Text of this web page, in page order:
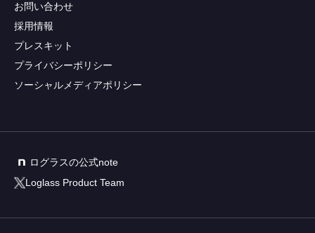
お問い合わせ
採用情報
プレスキット
プライバシーポリシー
ソーシャルメディアポリシー
ログラスの公式note
Loglass Product Team